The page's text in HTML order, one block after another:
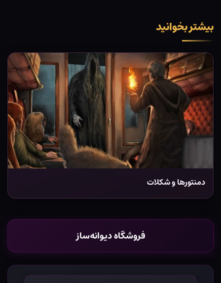
بیشتر بخوانید
دمنتورها و شکلات
فروشگاه دیوانه‌ساز